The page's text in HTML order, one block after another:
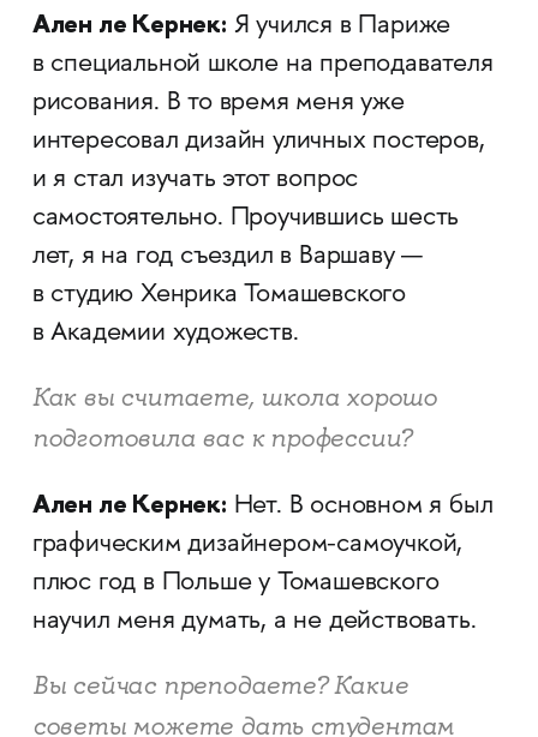
Ален ле Кернек: Я учился в Париже
в специальной школе на преподавателя
рисования. В то время меня уже
интересовал дизайн уличных постеров,
и я стал изучать этот вопрос
самостоятельно. Проучившись шесть
лет, я на год съездил в Варшаву —
в студию Хенрика Томашевского
в Академии художеств.
Как вы считаете, школа хорошо
подготовила вас к профессии?
Ален ле Кернек: Нет. В основном я был
графическим дизайнером-самоучкой,
плюс год в Польше у Томашевского
научил меня думать, а не действовать.
Вы сейчас преподаете? Какие
советы можете дать студентам